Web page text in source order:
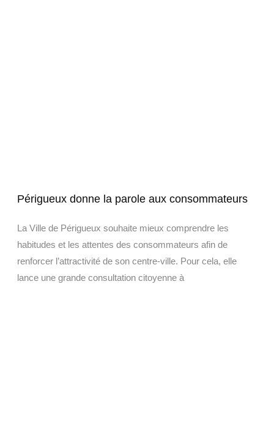
Périgueux donne la parole aux consommateurs
La Ville de Périgueux souhaite mieux comprendre les
habitudes et les attentes des consommateurs afin de
renforcer l’attractivité de son centre-ville. Pour cela, elle
lance une grande consultation citoyenne à